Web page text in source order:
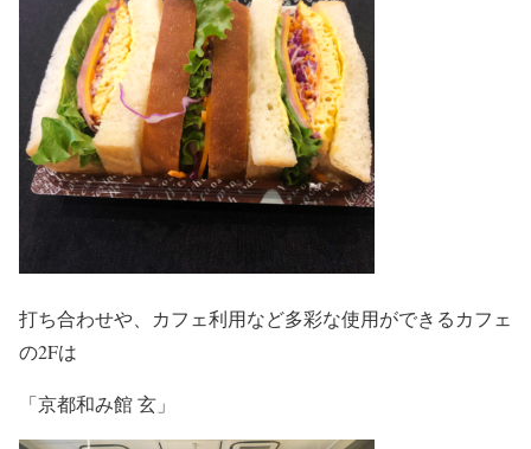
打ち合わせや、カフェ利用など多彩な使用ができるカフェ
の2Fは
「京都和み館 玄」